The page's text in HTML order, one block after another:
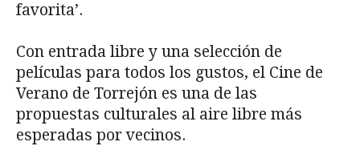
favorita’.
Con entrada libre y una selección de
películas para todos los gustos, el Cine de
Verano de Torrejón es una de las
propuestas culturales al aire libre más
esperadas por vecinos.